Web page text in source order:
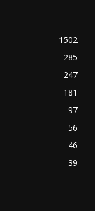
1502
285
247
181
97
56
46
39